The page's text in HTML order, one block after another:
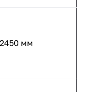
мм